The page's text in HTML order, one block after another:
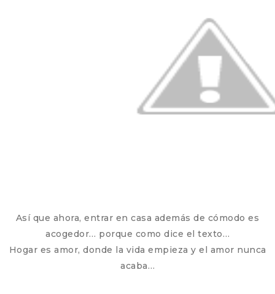
Así que ahora, entrar en casa además de cómodo es
acogedor… porque como dice el texto…
Hogar es amor, donde la vida empieza y el amor nunca
acaba…